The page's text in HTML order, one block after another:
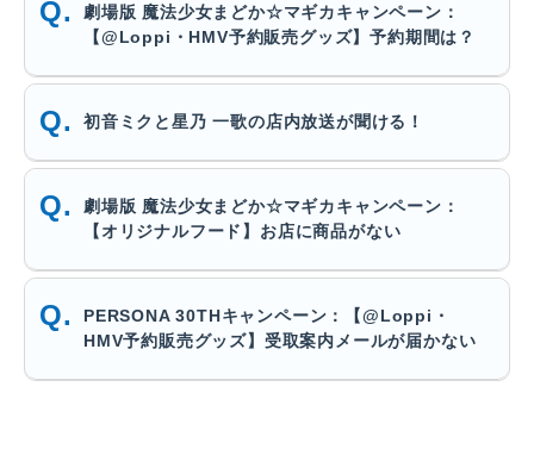
劇場版 魔法少女まどか☆マギカキャンペーン：
【@Loppi・HMV予約販売グッズ】予約期間は？
初音ミクと星乃 一歌の店内放送が聞ける！
劇場版 魔法少女まどか☆マギカキャンペーン：
【オリジナルフード】お店に商品がない
PERSONA 30THキャンペーン：【@Loppi・
HMV予約販売グッズ】受取案内メールが届かない